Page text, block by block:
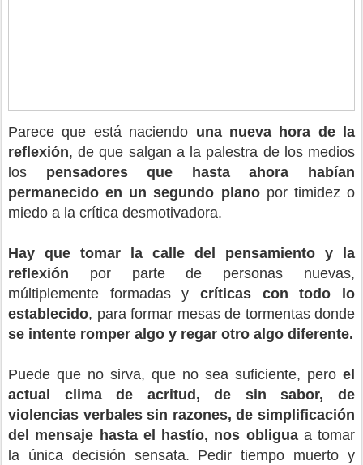
Parece que está naciendo una nueva hora de la
reflexión, de que salgan a la palestra de los medios
los pensadores que hasta ahora habían
permanecido en un segundo planopor timidez o
miedo a la crítica desmotivadora.
Hay que tomar la calle del pensamiento y la
reflexión por parte de personas nuevas,
múltiplemente formadas y críticas con todo lo
establecido, para formar mesas de tormentas donde
se intente romper algo y regar otro algo diferente.
Puede que no sirva, que no sea suficiente, pero el
actual clima de acritud, de sin sabor, de
violencias verbales sin razones, de simplificación
del mensaje hasta el hastío, nos obliguaa tomar
la única decisión sensata. Pedir tiempo muerto y